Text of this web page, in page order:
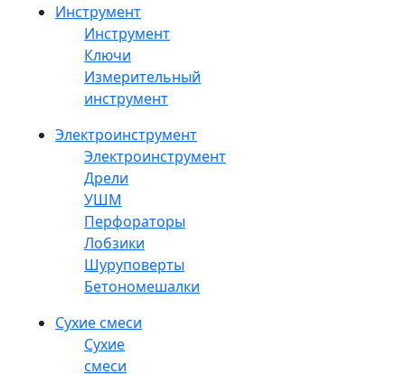
Инструмент
Инструмент
Ключи
Измерительный
инструмент
Электроинструмент
Электроинструмент
Дрели
УШМ
Перфораторы
Лобзики
Шуруповерты
Бетономешалки
Сухие смеси
Сухие
смеси